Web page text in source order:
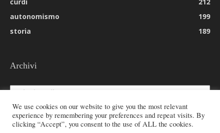
autonomismo
199
storia
189
Archivi
Archivi
We use cookies on our website to give you the most relevant
experience by remembering your preferences and repeat visits. By
clicking “Accept”, you consent to the use of ALL the cookies.